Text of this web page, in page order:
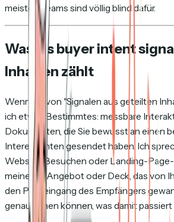
meisten Teams sind völlig blind dafür.
Was als buyer intent
Inhalten zählt
Wenn ich von "Signalen aus geteilten
ich etwas Bestimmtes: messbare
Dokumenten, die Sie bewusst an einen
Interessenten gesendet haben. Ich
Website-Besuchen oder Landing-
meine ein Angebot oder Deck, das von
den Posteingang des Empfängers
genau sehen können, was damit passiert